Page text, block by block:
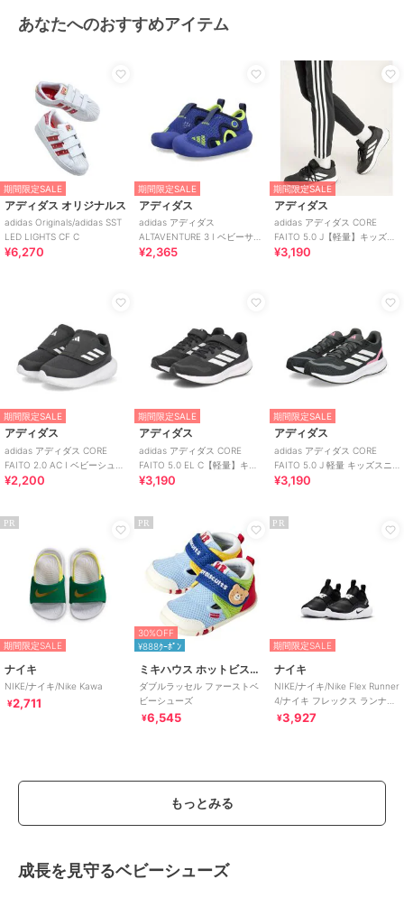
あなたへのおすすめアイテム
期間限定SALE
アディダス オリジナルス
adidas Originals/adidas SST
LED LIGHTS CF C
¥6,270
期間限定SALE
アディダス
adidas アディダス
ALTAVENTURE 3 I ベビーサン
ダル キッズサマーシューズ
¥2,365
期間限定SALE
アディダス
adidas アディダス CORE
FAITO 5.0 J【軽量】キッズス
ニーカー ヒモ靴
¥3,190
期間限定SALE
アディダス
adidas アディダス CORE
FAITO 2.0 AC I ベビーシュー
ズ
¥2,200
期間限定SALE
アディダス
adidas アディダス CORE
FAITO 5.0 EL C【軽量】キッ
ズスニーカー
¥3,190
期間限定SALE
アディダス
adidas アディダス CORE
FAITO 5.0 J 軽量 キッズスニ
ーカー
¥3,190
PR
期間限定SALE
ナイキ
NIKE/ナイキ/Nike Kawa
¥2,711
PR
30%OFF
¥888ｸｰﾎﾟﾝ
ミキハウス ホットビスケッツ
ダブルラッセル ファーストベ
ビーシューズ
¥6,545
PR
期間限定SALE
ナイキ
NIKE/ナイキ/Nike Flex Runner
4/ナイキ フレックス ランナー
4¥3,927
もっとみる
成長を見守るベビーシューズ